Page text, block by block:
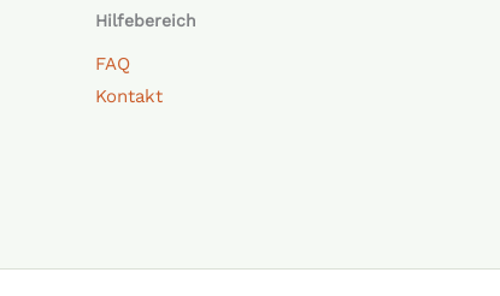
Hilfebereich
FAQ
Kontakt